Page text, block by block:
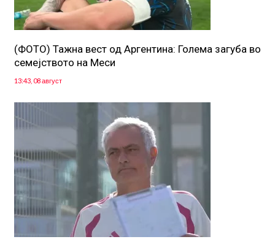
(ФОТО) Тажна вест од Аргентина: Голема загуба во
семејството на Меси
13:43, 08 август